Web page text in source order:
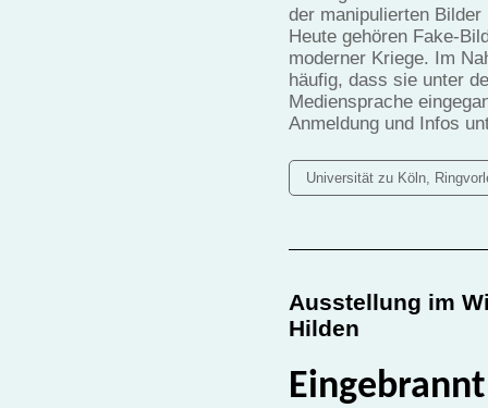
der manipulierten
Heute gehören Fake-
moderner Kriege. Im
häufig, dass sie unter
Mediensprache
Anmeldung und Infos
Universität zu Köln,
Ausstellung im
Hilden